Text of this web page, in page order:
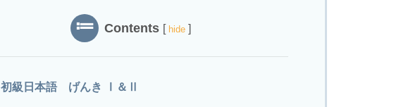
Contents [ hide ]
初級日本語 げんき Ⅰ＆Ⅱ